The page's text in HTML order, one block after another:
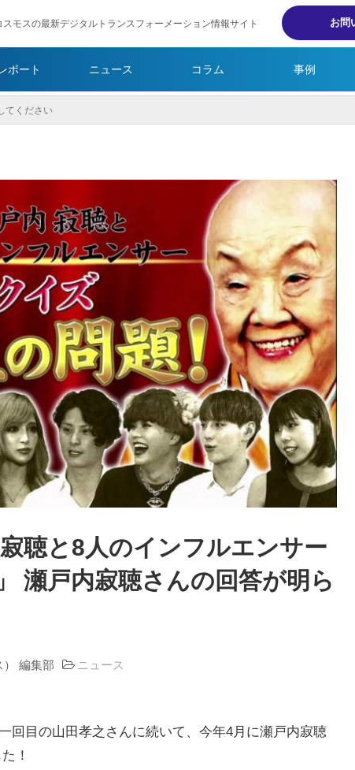
スモスの最新デジタルトランスフォーメーション情報サイト お問
ポート ニュース コラム 事例
聴と8人のインフルエンサー
瀬戸内寂聴さんの回答が明ら
） 編集部
ニュース
回目の山田孝之さんに続いて、今年4月に瀬戸内寂聴
！